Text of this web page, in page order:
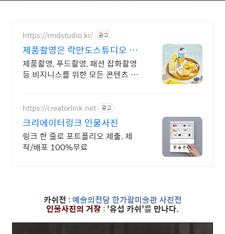
https://rmdstudio.kr/ 광고
제품촬영은 락만도스튜디오 제
품사진촬영전문
제품촬영, 푸드촬영, 패션 잡화촬영
등 비지니스를 위한 모든 콘텐츠 락
세요
https://creatorlink.net 광고
크리에이터링크 인물사진
링크 한 줄로 포트폴리오 제출. 제
작/배포 100%무료
카쉬전 : 예술의전당 한가람미술관 사진전
인물사진의 거장 : '유섭 카쉬'를 만나다.